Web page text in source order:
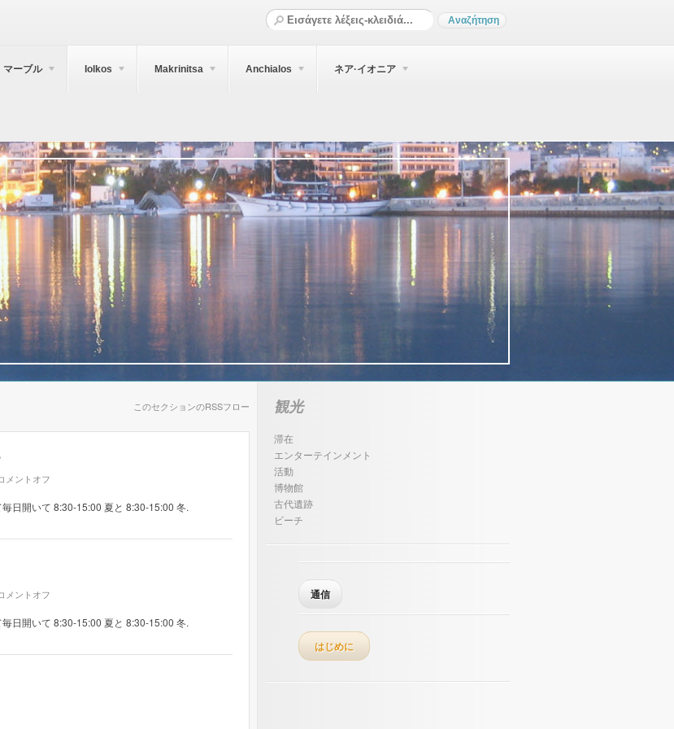
マーブル Iolkos Makrinitsa Anchialos ネア·イオニア
このセクションのRSSフロー
メントオフ
日開いて 8:30-15:00 夏と 8:30-15:00 冬.
メントオフ
日開いて 8:30-15:00 夏と 8:30-15:00 冬.
観光
滞在
エンターテインメント
活動
博物館
古代遺跡
ビーチ
通信
はじめに